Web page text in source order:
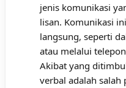
jenis komunikasi
lisan. Komunikasi
langsung, seperti
atau melalui
Akibat yang
verbal adalah salah